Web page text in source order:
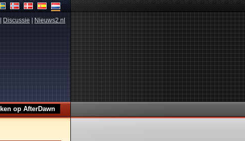
Discussie Nieuws2.nl